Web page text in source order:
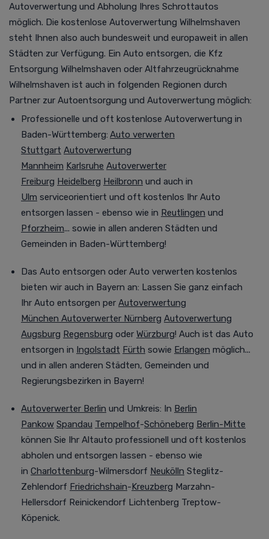
Autoverwertung und Abholung Ihres Schrottautos
möglich. Die kostenlose Autoverwertung Wilhelmshaven
steht Ihnen also auch bundesweit und europaweit in allen
Städten zur Verfügung. Ein Auto entsorgen, die Kfz
Entsorgung Wilhelmshaven oder Altfahrzeugrücknahme
Wilhelmshaven ist auch in folgenden Regionen durch
Partner zur Autoentsorgung und Autoverwertung möglich:
Professionelle und oft kostenlose Autoverwertung in
Baden-Württemberg: Auto verwerten
Stuttgart Autoverwertung
Mannheim Karlsruhe Autoverwerter
Freiburg Heidelberg Heilbronn und auch in
Ulm serviceorientiert und oft kostenlos Ihr Auto
entsorgen lassen - ebenso wie in Reutlingen und
Pforzheim... sowie in allen anderen Städten und
Gemeinden in Baden-Württemberg!
Das Auto entsorgen oder Auto verwerten kostenlos
bieten wir auch in Bayern an: Lassen Sie ganz einfach
Ihr Auto entsorgen per Autoverwertung
München Autoverwerter Nürnberg Autoverwertung
Augsburg Regensburg oder Würzburg! Auch ist das Auto
entsorgen in Ingolstadt Fürth sowie Erlangen möglich...
und in allen anderen Städten, Gemeinden und
Regierungsbezirken in Bayern!
Autoverwerter Berlin und Umkreis: In Berlin
Pankow Spandau Tempelhof-Schöneberg Berlin-Mitte
können Sie Ihr Altauto professionell und oft kostenlos
abholen und entsorgen lassen - ebenso wie
in Charlottenburg-Wilmersdorf Neukölln Steglitz-
Zehlendorf Friedrichshain-Kreuzberg Marzahn-
Hellersdorf Reinickendorf Lichtenberg Treptow-
Köpenick.